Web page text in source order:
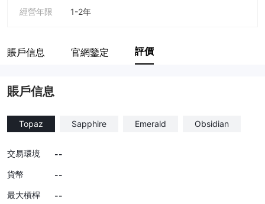
經營年限
1-2年
賬戶信息 官網鑒定 評價
賬戶信息
Topaz Sapphire Emerald Obsidian
交易環境
--
貨幣
--
最大槓桿
--